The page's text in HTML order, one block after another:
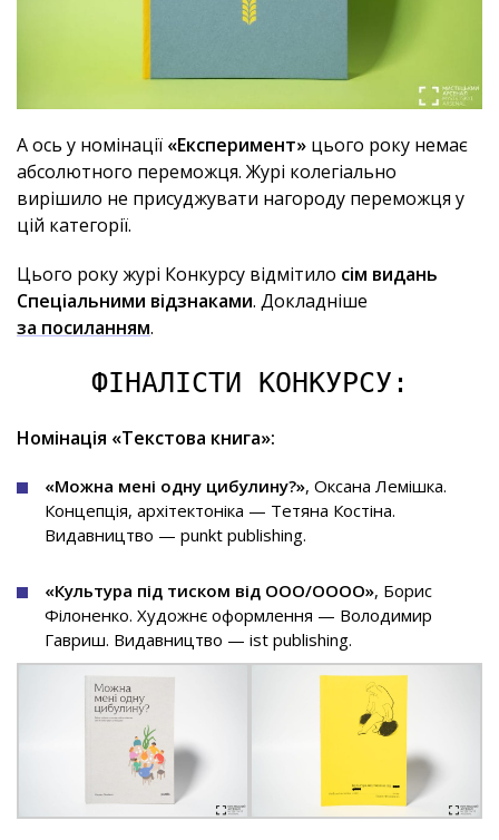
А ось у номінації «Експеримент» цього року немає
абсолютного переможця. Журі колегіально
вирішило не присуджувати нагороду переможця у
цій категорії.
Цього року журі Конкурсу відмітило сім видань
Спеціальними відзнаками. Докладніше
за посиланням.
ФІНАЛІСТИ КОНКУРСУ:
Номінація «Текстова книга»:
«Можна мені одну цибулину?», Оксана Лемішка.
Концепція, архітектоніка — Тетяна Костіна.
Видавництво — punkt publishing.
«Культура під тиском від ООО/ОООО», Борис
Філоненко. Художнє оформлення — Володимир
Гавриш. Видавництво — ist publishing.